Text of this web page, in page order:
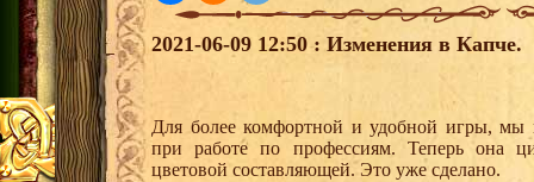
2021-06-09 12:50 : Изменения в Капче.
Для более комфортной и удобной игры, мы
при работе по профессиям. Теперь она
цветовой составляющей. Это уже сделано.